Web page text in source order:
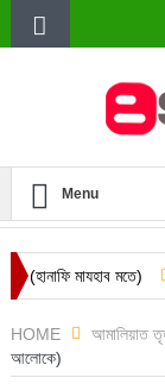
Menu
মতে) ফিতরার
HOME আমালিয়াত
আলোকে)